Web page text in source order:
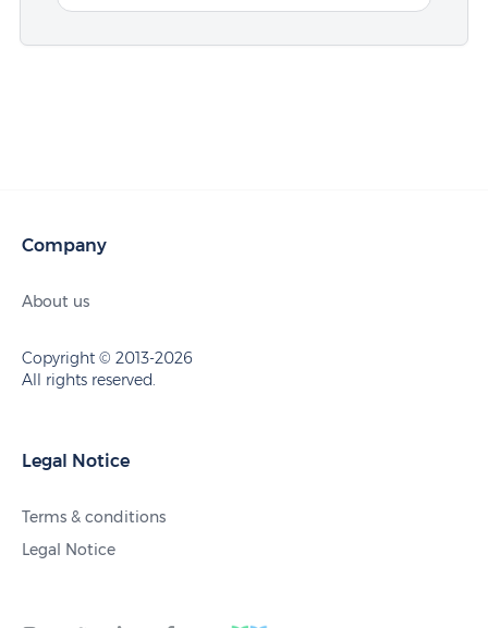
Company
About us
Copyright © 2013-2026
All rights reserved.
Legal Notice
Terms & conditions
Legal Notice